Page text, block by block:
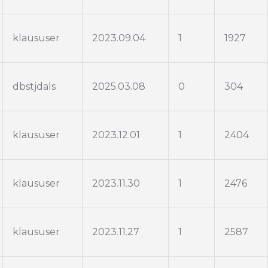
klaususer 2023.09.04 1 1927
dbstjdals 2025.03.08 0 304
klaususer 2023.12.01 1 2404
klaususer 2023.11.30 1 2476
klaususer 2023.11.27 1 2587